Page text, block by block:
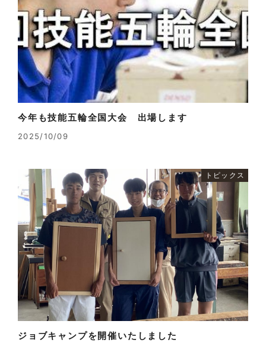
今年も技能五輪全国大会 出場します
2025/10/09
トピックス
ジョブキャンプを開催いたしました